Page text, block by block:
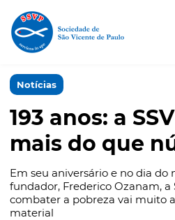
Notícias
193 anos: a
mais do que
Em seu aniversário e no dia do
fundador, Frederico Ozanam, a
combater a pobreza vai muito
material